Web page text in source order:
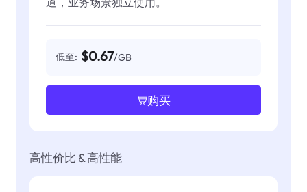
低至: $0.67/GB
购买
高性价比 & 高性能